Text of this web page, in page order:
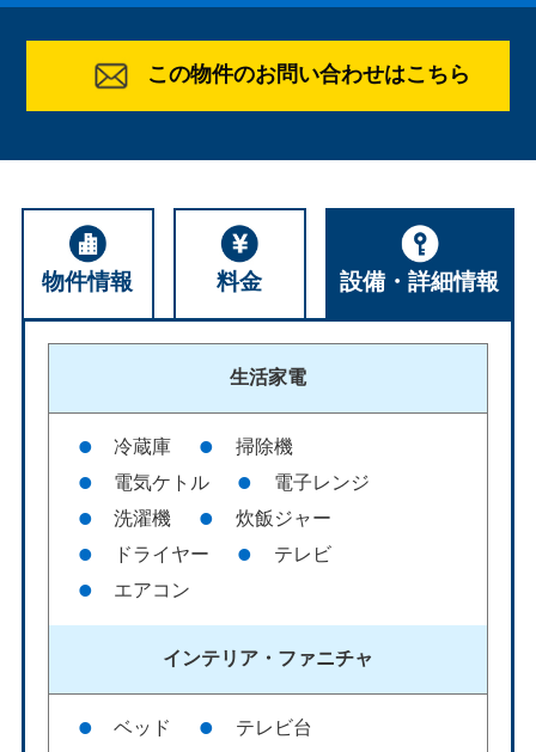
この物件のお問い合わせはこちら
物件情報 料金 設備・詳細情報
生活家電
冷蔵庫
掃除機
電気ケトル
電子レンジ
洗濯機
炊飯ジャー
ドライヤー
テレビ
エアコン
インテリア・ ファニチャ
ベッド
テレビ台